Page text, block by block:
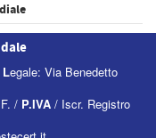
Legale: Via Benedetto
/ P.IVA / Iscr. Registro